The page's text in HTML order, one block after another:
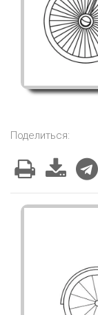
Поделиться: